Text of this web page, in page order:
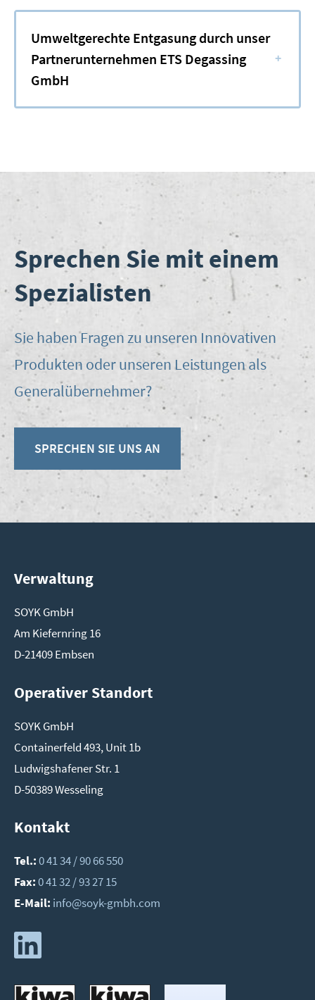
Umweltgerechte Entgasung durch unser
Partnerunternehmen ETS Degassing
GmbH
+
Sprechen Sie mit einem
Spezialisten
Sie haben Fra­gen zu unse­ren Inno­va­ti­ven
Pro­duk­ten oder unse­ren Leis­tun­gen als
Generalübernehmer?
SPRE­CHEN SIE UNS AN
Verwaltung
SOYK GmbH
Am Kie­fern­ring 16
D-21409 Emb­sen
Operativer Standort
SOYK GmbH
Con­tai­ner­feld 493, Unit 1b
Lud­wigs­ha­fe­ner Str. 1
D-50389 Wes­se­ling
Kontakt
Tel.:0 41 34 / 90 66 550
Fax:0 41 32 / 93 27 15
E-Mail: info@soyk-gmbh.com